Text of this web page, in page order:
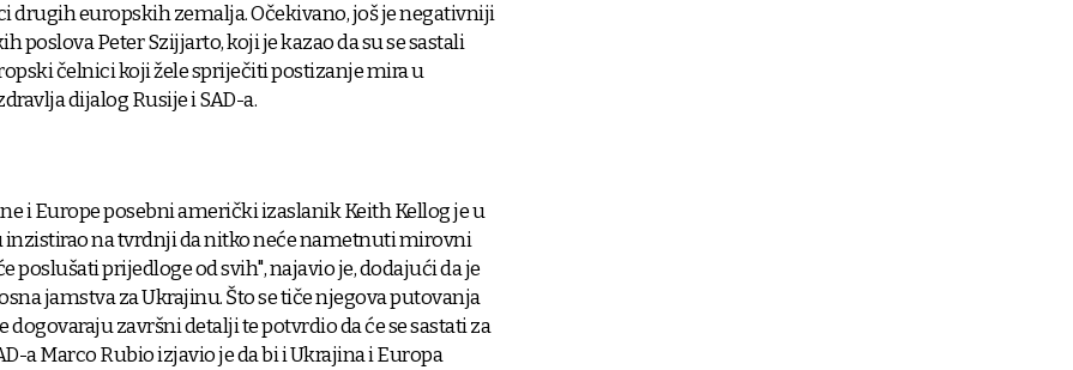
drugih europskih zemalja. Očekivano, još je negativniji
poslova Peter Szijjarto, koji je kazao da su se sastali
čelnici koji žele spriječiti postizanje mira u
dijalog Rusije i SAD-a.
i Europe posebni američki izaslanik Keith Kellog je u
inzistirao na tvrdnji da nitko neće nametnuti mirovni
poslušati prijedloge od svih", najavio je, dodajući da je
jamstva za Ukrajinu. Što se tiče njegova putovanja
dogovaraju završni detalji te potvrdio da će se sastati za
a Marco Rubio izjavio je da bi i Ukrajina i Europa